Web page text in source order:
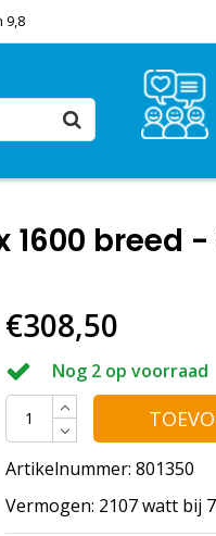
9,8
breed
€308,50
Nog 2 op voorraad
Artikelnummer: 801350
Vermogen: 2107 watt bij